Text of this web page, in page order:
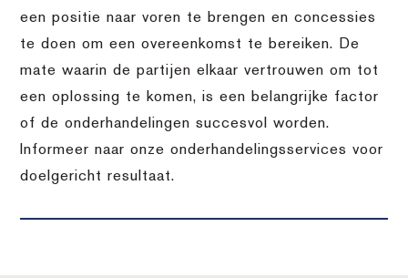
een positie naar voren te brengen en concessies
te doen om een overeenkomst te bereiken. De
mate waarin de partijen elkaar vertrouwen om tot
een oplossing te komen, is een belangrijke factor
of de onderhandelingen succesvol worden.
Informeer naar onze onderhandelingsservices voor
doelgericht resultaat.